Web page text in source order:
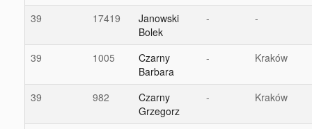
39 17419
Janowski
Bolek
- -
39 1005
Czarny
Barbara
- Kraków
39 982
Czarny
Grzegorz
- Kraków